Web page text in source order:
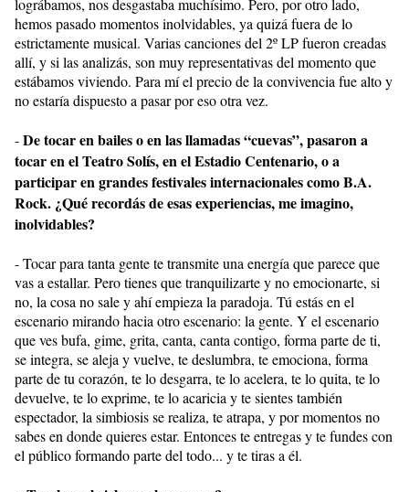
lográbamos, nos desgastaba muchísimo. Pero, por otro lado,
hemos pasado momentos inolvidables, ya quizá fuera de lo
estrictamente musical. Varias canciones del 2º LP fueron creadas
allí, y si las analizás, son muy representativas del momento que
estábamos viviendo. Para mí el precio de la convivencia fue alto y
no estaría dispuesto a pasar por eso otra vez.
-De tocar en bailes o en las llamadas “cuevas”, pasaron a
tocar en el Teatro Solís, en el Estadio Centenario, o a
participar en grandes festivales internacionales como B.A.
Rock. ¿Qué recordás de esas experiencias, me imagino,
inolvidables?
- Tocar para tanta gente te transmite una energía que parece que
vas a estallar. Pero tienes que tranquilizarte y no emocionarte, si
no, la cosa no sale y ahí empieza la paradoja. Tú estás en el
escenario mirando hacia otro escenario: la gente. Y el escenario
que ves bufa, gime, grita, canta, canta contigo, forma parte de ti,
se integra, se aleja y vuelve, te deslumbra, te emociona, forma
parte de tu corazón, te lo desgarra, te lo acelera, te lo quita, te lo
devuelve, te lo exprime, te lo acaricia y te sientes también
espectador, la simbiosis se realiza, te atrapa, y por momentos no
sabes en donde quieres estar. Entonces te entregas y te fundes con
el público formando parte del todo... y te tiras a él.